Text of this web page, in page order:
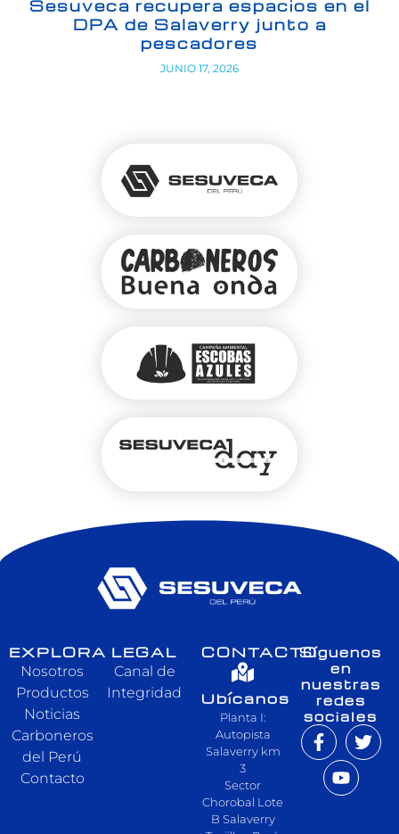
Sesuveca recupera espacios en el
DPA de Salaverry junto a
pescadores
JUNIO 17, 2026
EXPLORA
Nosotros
Productos
Noticias
Carboneros
del Perú
Contacto
LEGAL
Canal de
Integridad
CONTACTO
Ubícanos
Planta I:
Autopista
Salaverry km
3
Sector
Chorobal Lote
B Salaverry
Síguenos
en
nuestras
redes
sociales